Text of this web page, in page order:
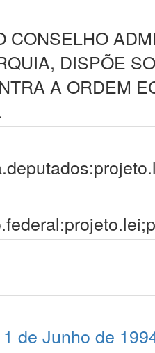
CONSELHO
DISPÕE
A ORDEM
de Junho de